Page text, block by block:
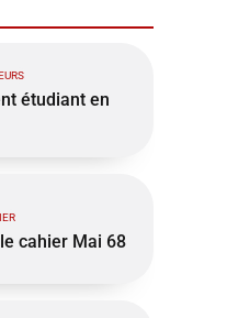
étudiant en
cahier Mai 68